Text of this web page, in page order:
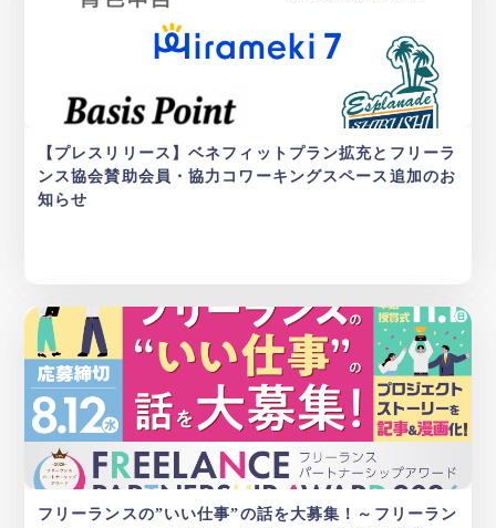
【プレスリリース】ベネフィットプラン拡充とフリーラ
ンス協会賛助会員・協力コワーキングスペース追加のお
知らせ
フリーランスの”いい仕事”の話を大募集！～フリーラン